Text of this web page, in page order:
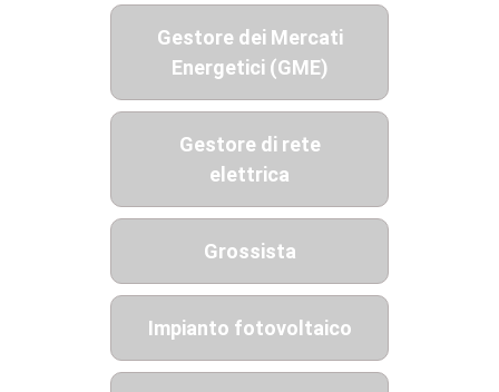
Gestore dei Mercati
Energetici (GME)
Gestore di rete
elettrica
Grossista
Impianto fotovoltaico